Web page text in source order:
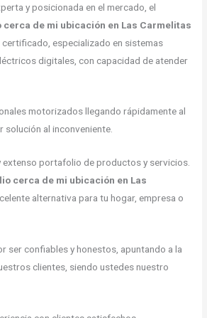
y posicionada en el mercado, el
de mi ubicación en Las Carmelitas
especializado en sistemas
digitales, con capacidad de atender
motorizados llegando rápidamente al
solución al inconveniente.
extenso portafolio de productos y servicios.
cerca de mi ubicación en Las
alternativa para tu hogar, empresa o
ser confiables y honestos, apuntando a la
clientes, siendo ustedes nuestro